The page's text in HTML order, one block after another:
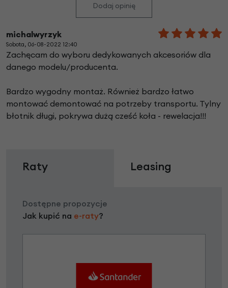
Dodaj opinię
michalwyrzyk
Sobota, 06-08-2022 12:40
Zachęcam do wyboru dedykowanych akcesoriów dla
danego modelu/producenta.
Bardzo wygodny montaż. Również bardzo łatwo
montować demontować na potrzeby transportu. Tylny
błotnik długi, pokrywa dużą cześć koła - rewelacja!!!
Raty Leasing
Dostępne propozycje
Jak kupić na e-raty?